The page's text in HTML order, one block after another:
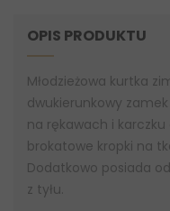
OPIS PRODUKTU
Młodzieżowa kurtka
dwukierunkowy
na rękawach i
brokatowe kropki na
Dodatkowo posiada
z tyłu.